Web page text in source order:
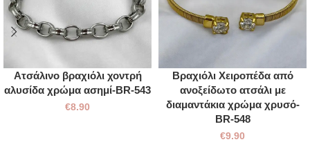
Ατσάλινο βραχιόλι χοντρή
αλυσίδα χρώμα ασημί-BR-543
€8.90
Βραχιόλι Χειροπέδα από
ανοξείδωτο ατσάλι με
διαμαντάκια χρώμα χρυσό-
BR-548
€9.90